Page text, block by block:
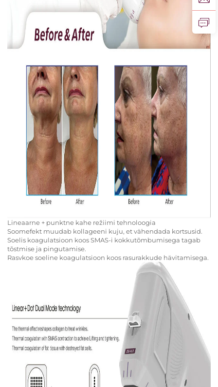
Lineaarne + punktne kahe režiimi tehnoloogia
Soomefekt muudab kollageeni kuju, et vähendada kortsusid.
Soelis koagulatsioon koos SMAS-i kokkutõmbumisega tagab
tõstmise ja pingutamise.
Rasvkoe soeline koagulatsioon koos rasurakkude hävitamisega.